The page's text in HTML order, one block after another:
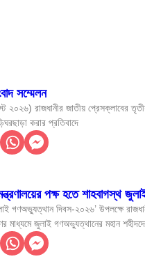
সম্মেলন
রাজধানীর জাতীয় প্রেসক্লাবের
করার প্রতিবাদে
পক্ষ হতে শাহবাগস্থ
গণঅভ্যুত্থান দিবস-২০২৬’ উপলক্ষে
মাধ্যমে জুলাই গণঅভ্যুত্থানের মহান